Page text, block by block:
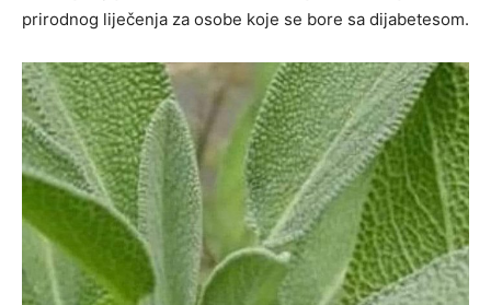
prirodnog liječenja za osobe koje se bore sa dijabetesom.